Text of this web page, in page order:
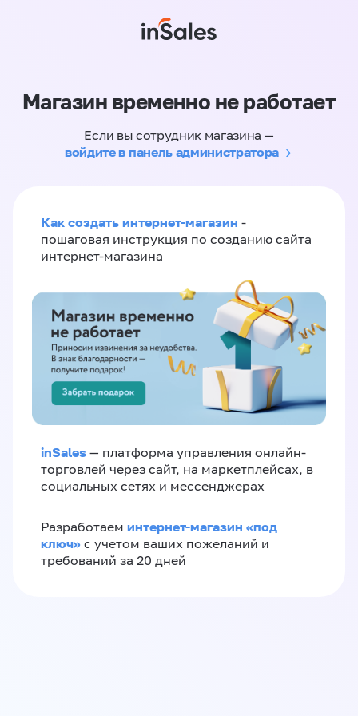
Магазин временно не работает
Если вы сотрудник магазина —
войдите в панель администратора
Как создать интернет-магазин -
пошаговая инструкция по созданию сайта
интернет-магазина
inSales — платформа управления онлайн-
торговлей через сайт, на маркетплейсах, в
социальных сетях и мессенджерах
Разработаем интернет-магазин «‎под
ключ»‎ с учетом ваших пожеланий и
требований за 20 дней